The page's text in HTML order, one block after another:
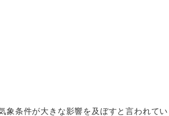
象条件が大きな影響を及ぼすと言われて